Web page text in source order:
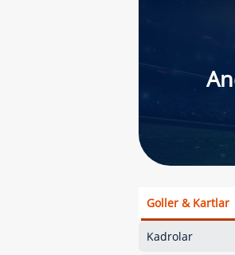
Goller & Kartlar
Kadrolar